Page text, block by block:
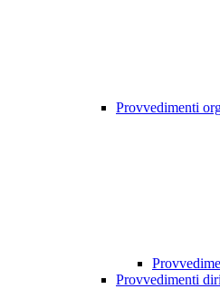
Provvedimenti
Provvedimenti